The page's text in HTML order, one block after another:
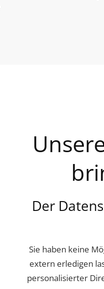
Der
Sie haben keine
extern erledigen
personalisierter